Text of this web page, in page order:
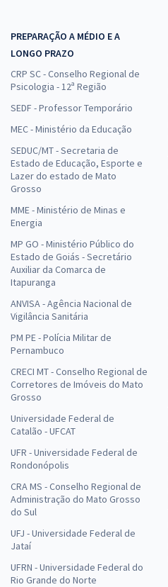
PREPARAÇÃO A MÉDIO E A
LONGO PRAZO
CRP SC - Conselho Regional de
Psicologia - 12ª Região
SEDF - Professor Temporário
MEC - Ministério da Educação
SEDUC/MT - Secretaria de
Estado de Educação, Esporte e
Lazer do estado de Mato
Grosso
MME - Ministério de Minas e
Energia
MP GO - Ministério Público do
Estado de Goiás - Secretário
Auxiliar da Comarca de
Itapuranga
ANVISA - Agência Nacional de
Vigilância Sanitária
PM PE - Polícia Militar de
Pernambuco
CRECI MT - Conselho Regional de
Corretores de Imóveis do Mato
Grosso
Universidade Federal de
Catalão - UFCAT
UFR - Universidade Federal de
Rondonópolis
CRA MS - Conselho Regional de
Administração do Mato Grosso
do Sul
UFJ - Universidade Federal de
Jataí
UFRN - Universidade Federal do
Rio Grande do Norte